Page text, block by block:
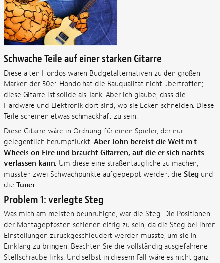
Schwache Teile auf einer starken Gitarre
Diese alten Hondos waren Budgetalternativen zu den großen
Marken der 50er. Hondo hat die Bauqualität nicht übertroffen;
diese Gitarre ist solide als Tank. Aber ich glaube, dass die
Hardware und Elektronik dort sind, wo sie Ecken schneiden. Diese
Teile scheinen etwas schmackhaft zu sein.
Diese Gitarre wäre in Ordnung für einen Spieler, der nur
gelegentlich herumpflückt. Aber John bereist die Welt mit
Wheels on Fire und braucht Gitarren, auf die er sich nachts
verlassen kann. Um diese eine straßentaugliche zu machen,
mussten zwei Schwachpunkte aufgepeppt werden: die Steg und
die Tuner.
Problem 1: verlegte Steg
Was mich am meisten beunruhigte, war die Steg. Die Positionen
der Montagepfosten schienen eifrig zu sein, da die Steg bei ihren
Einstellungen zurückgeschleudert werden musste, um sie in
Einklang zu bringen. Beachten Sie die vollständig ausgefahrene
Stellschraube links. Und selbst in diesem Fall wäre es nicht ganz